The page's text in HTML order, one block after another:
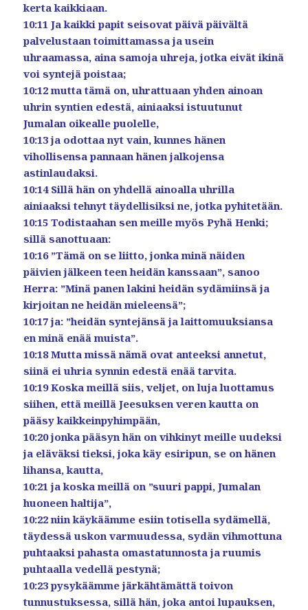
kerta kaikkiaan.
10:11 Ja kaikki papit seisovat päivä päivältä
palvelustaan toimittamassa ja usein
uhraamassa, aina samoja uhreja, jotka eivät ikinä
voi syntejä poistaa;
10:12 mutta tämä on, uhrattuaan yhden ainoan
uhrin syntien edestä, ainiaaksi istuutunut
Jumalan oikealle puolelle,
10:13 ja odottaa nyt vain, kunnes hänen
vihollisensa pannaan hänen jalkojensa
astinlaudaksi.
10:14 Sillä hän on yhdellä ainoalla uhrilla
ainiaaksi tehnyt täydellisiksi ne, jotka pyhitetään.
10:15 Todistaahan sen meille myös Pyhä Henki;
sillä sanottuaan:
10:16 ”Tämä on se liitto, jonka minä näiden
päivien jälkeen teen heidän kanssaan”, sanoo
Herra: ”Minä panen lakini heidän sydämiinsä ja
kirjoitan ne heidän mieleensä”;
10:17 ja: ”heidän syntejänsä ja laittomuuksiansa
en minä enää muista”.
10:18 Mutta missä nämä ovat anteeksi annetut,
siinä ei uhria synnin edestä enää tarvita.
10:19 Koska meillä siis, veljet, on luja luottamus
siihen, että meillä Jeesuksen veren kautta on
pääsy kaikkeinpyhimpään,
10:20 jonka pääsyn hän on vihkinyt meille uudeksi
ja eläväksi tieksi, joka käy esiripun, se on hänen
lihansa, kautta,
10:21 ja koska meillä on ”suuri pappi, Jumalan
huoneen haltija”,
10:22 niin käykäämme esiin totisella sydämellä,
täydessä uskon varmuudessa, sydän vihmottuna
puhtaaksi pahasta omastatunnosta ja ruumis
puhtaalla vedellä pestynä;
10:23 pysykäämme järkähtämättä toivon
tunnustuksessa, sillä hän, joka antoi lupauksen,